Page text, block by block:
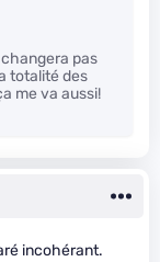
pas
totalité des
me va aussi!
incohérant.